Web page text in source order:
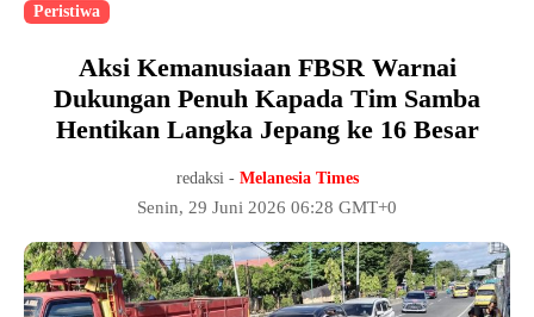
Peristiwa
Aksi Kemanusiaan FBSR Warnai
Dukungan Penuh Kapada Tim Samba
Hentikan Langka Jepang ke 16 Besar
redaksi - Melanesia Times
Senin, 29 Juni 2026 06:28 GMT+0